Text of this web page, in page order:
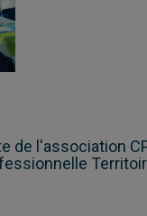
de l'association